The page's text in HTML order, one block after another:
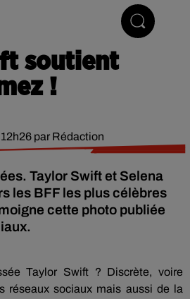
soutient
!
par Rédaction
Taylor Swift et Selena
les BFF les plus célèbres
cette photo publiée
Taylor Swift ? Discrète, voire
réseaux sociaux mais aussi de la